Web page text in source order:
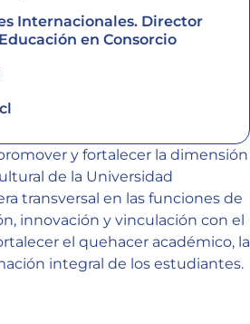
Internacionales. Director
en Consorcio
y fortalecer la dimensión
de la Universidad
transversal en las funciones de
innovación y vinculación con el
el quehacer académico, la
integral de los estudiantes.